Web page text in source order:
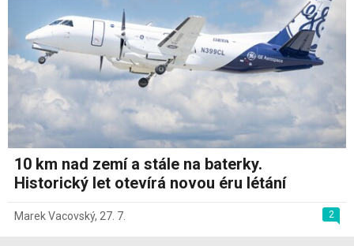
10 km nad zemí a stále na baterky.
Historický let otevírá novou éru létání
2
Marek Vacovský, 27. 7.